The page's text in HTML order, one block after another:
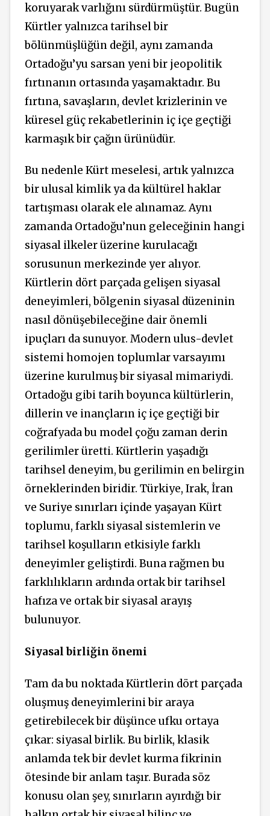
koruyarak varlığını sürdürmüştür. Bugün
Kürtler yalnızca tarihsel bir
bölünmüşlüğün değil, aynı zamanda
Ortadoğu’yu sarsan yeni bir jeopolitik
fırtınanın ortasında yaşamaktadır. Bu
fırtına, savaşların, devlet krizlerinin ve
küresel güç rekabetlerinin iç içe geçtiği
karmaşık bir çağın ürünüdür.
Bu nedenle Kürt meselesi, artık yalnızca
bir ulusal kimlik ya da kültürel haklar
tartışması olarak ele alınamaz. Aynı
zamanda Ortadoğu’nun geleceğinin hangi
siyasal ilkeler üzerine kurulacağı
sorusunun merkezinde yer alıyor.
Kürtlerin dört parçada gelişen siyasal
deneyimleri, bölgenin siyasal düzeninin
nasıl dönüşebileceğine dair önemli
ipuçları da sunuyor. Modern ulus-devlet
sistemi homojen toplumlar varsayımı
üzerine kurulmuş bir siyasal mimariydi.
Ortadoğu gibi tarih boyunca kültürlerin,
dillerin ve inançların iç içe geçtiği bir
coğrafyada bu model çoğu zaman derin
gerilimler üretti. Kürtlerin yaşadığı
tarihsel deneyim, bu gerilimin en belirgin
örneklerinden biridir. Türkiye, Irak, İran
ve Suriye sınırları içinde yaşayan Kürt
toplumu, farklı siyasal sistemlerin ve
tarihsel koşulların etkisiyle farklı
deneyimler geliştirdi. Buna rağmen bu
farklılıkların ardında ortak bir tarihsel
hafıza ve ortak bir siyasal arayış
bulunuyor.
Siyasal birliğin önemi
Tam da bu noktada Kürtlerin dört parçada
oluşmuş deneyimlerini bir araya
getirebilecek bir düşünce ufku ortaya
çıkar: siyasal birlik. Bu birlik, klasik
anlamda tek bir devlet kurma fikrinin
ötesinde bir anlam taşır. Burada söz
konusu olan şey, sınırların ayırdığı bir